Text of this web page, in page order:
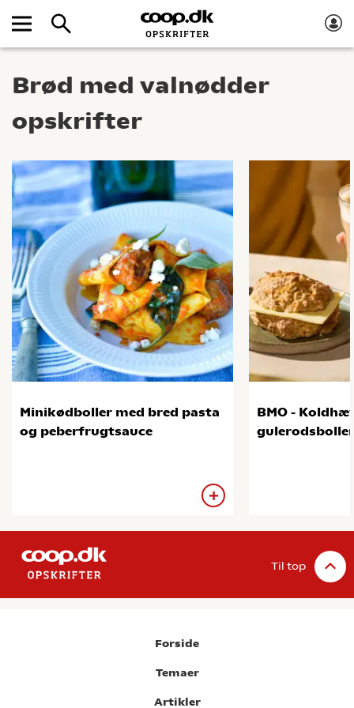
Brød med valnødder
opskrifter
Minikødboller med bred pasta
og peberfrugtsauce
BMO -
gulerodsboller
Til top
Forside
Temaer
Artikler